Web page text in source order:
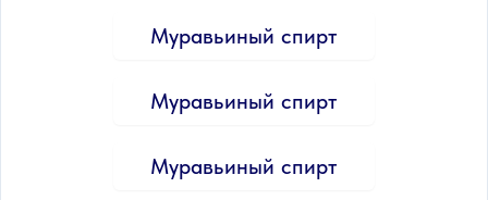
Муравьиный спирт
Муравьиный спирт
Муравьиный спирт